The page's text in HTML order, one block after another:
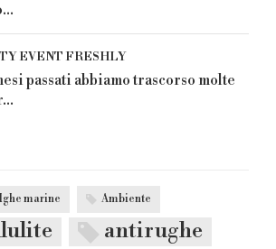
EVENT FRESHLY
passati abbiamo trascorso molte
marine Ambiente
antirughe